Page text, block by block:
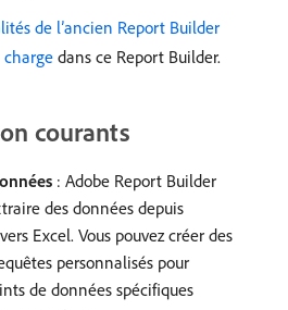
de l’ancien Report Builder
charge dans ce Report Builder.
courants
: Adobe Report Builder
des données depuis
Excel. Vous pouvez créer des
personnalisés pour
de données spécifiques